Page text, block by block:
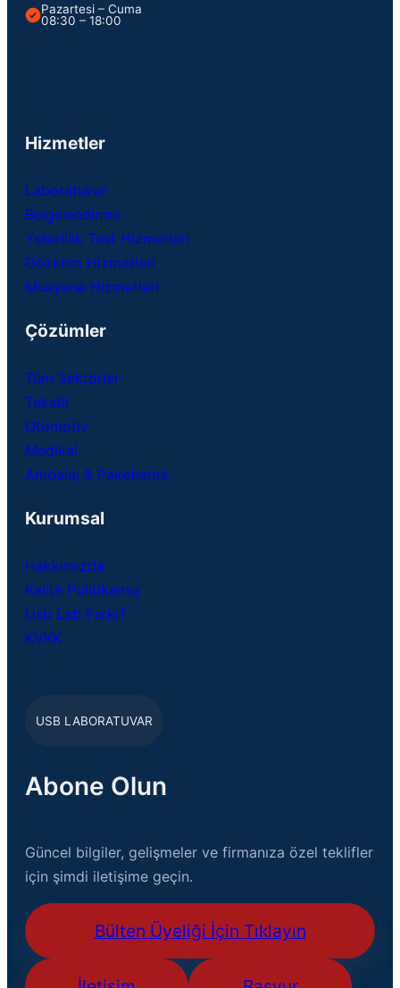
Pazartesi – Cuma
08:30 – 18:00
Hizmetler
Laboratuvar
Belgelendirme
Yeterlilik Test Hizmetleri
Gözetim Hizmetleri
Muayene Hizmetleri
Çözümler
Tüm Sektörler
Tekstil
Otomotiv
Medikal
Ambalaj & Paketleme
Kurumsal
Hakkımızda
Kalite Politikamız
Usb Lab Farkı?
KVKK
USB LABORATUVAR
Abone Olun
Güncel bilgiler, gelişmeler ve firmanıza özel teklifler
için şimdi iletişime geçin.
Bülten Üyeliği İçin Tıklayın